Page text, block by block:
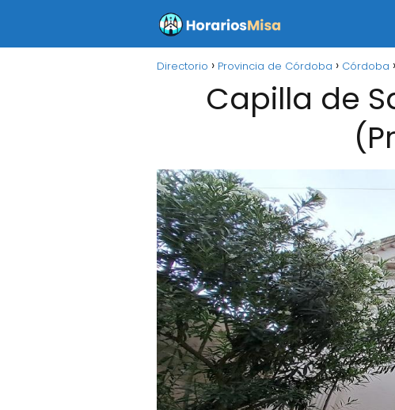
Directorio Provincia de Córdoba Córdoba
Capilla de